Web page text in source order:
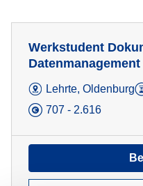
Werkstudent
Lehrte, Oldenburg
707 - 2.616